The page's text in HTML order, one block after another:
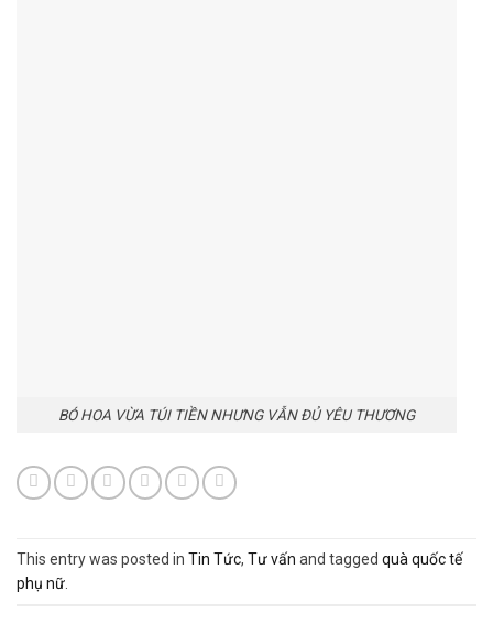
BÓ HOA VỪA TÚI TIỀN NHƯNG VẪN ĐỦ YÊU THƯƠNG
This entry was posted in Tin Tức, Tư vấn and tagged quà quốc tế
phụ nữ